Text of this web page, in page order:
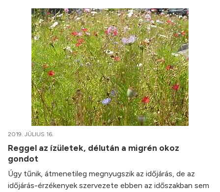
2019. JÚLIUS 16.
Reggel az ízületek, délután a migrén okoz
gondot
Úgy tűnik, átmenetileg megnyugszik az időjárás, de az
időjárás-érzékenyek szervezete ebben az időszakban sem